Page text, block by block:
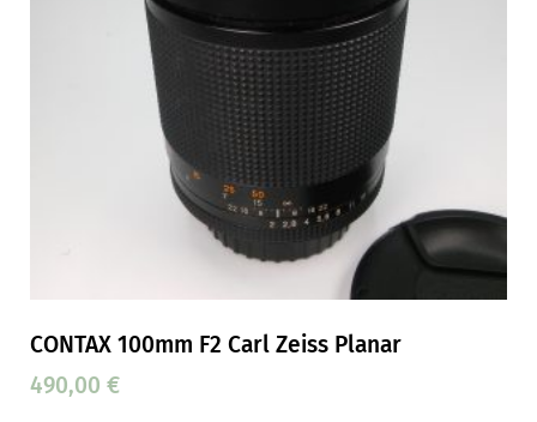
CONTAX 100mm F2 Carl Zeiss Planar
490,00 €